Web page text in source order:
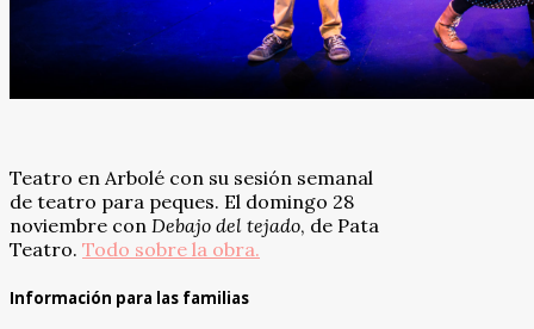
Teatro en Arbolé con su sesión semanal
de teatro para peques. El domingo 28
noviembre con Debajo del tejado, de Pata
Teatro. Todo sobre la obra.
Información para las familias